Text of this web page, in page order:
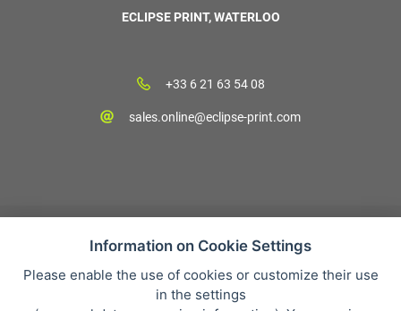
ECLIPSE PRINT, WATERLOO
+33 6 21 63 54 08
sales.online@eclipse-print.com
CGV
Protection des données personnelles
Information on Cookie Settings
Please enable the use of cookies or customize their use
in the settings